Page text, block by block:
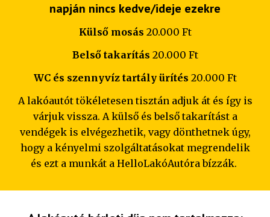
napján nincs kedve/ideje ezekre
Külső mosás 20.000 Ft
Belső takarítás 20.000 Ft
WC és szennyvíz tartály ürítés 20.000 Ft
A lakóautót tökéletesen tisztán adjuk át és így is
várjuk vissza. A külső és belső takarítást a
vendégek is elvégezhetik, vagy dönthetnek úgy,
hogy a kényelmi szolgáltatásokat megrendelik
és ezt a munkát a HelloLakóAutóra bízzák.